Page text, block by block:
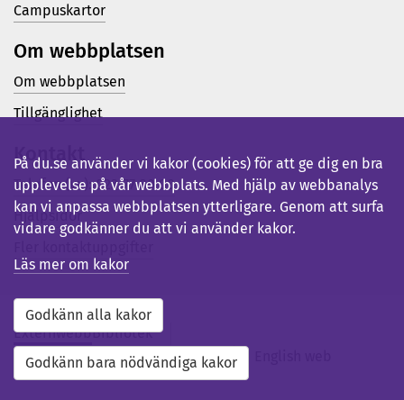
Campuskartor
Om webbplatsen
Om webbplatsen
Tillgänglighet
Kontakt
Telefon (vx): 023-77 80 00
Hjälpsidor
ExternwebbBibliotek
Studentwebb
Medarbetarwebb
På du.se använder vi kakor (cookies) för att ge dig en bra
upplevelse på vår webbplats. Med hjälp av webbanalys
kan vi anpassa webbplatsen ytterligare. Genom att surfa
vidare godkänner du att vi använder kakor.
Läs mer om kakor
Godkänn alla kakor
Godkänn bara nödvändiga kakor